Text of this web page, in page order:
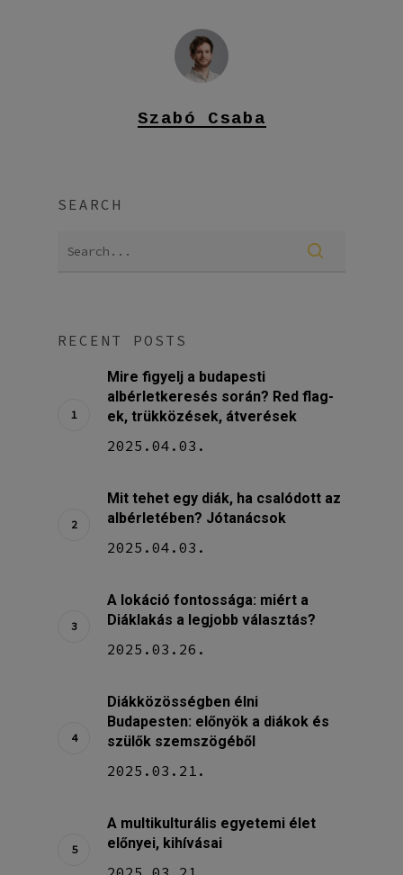
Szabó Csaba
SEARCH
RECENT POSTS
Mire figyelj a budapesti
albérletkeresés során? Red flag-
ek, trükközések, átverések
2025.04.03.
Mit tehet egy diák, ha csalódott az
albérletében? Jótanácsok
2025.04.03.
A lokáció fontossága: miért a
Diáklakás a legjobb választás?
2025.03.26.
Diákközösségben élni
Budapesten: előnyök a diákok és
szülők szemszögéből
2025.03.21.
A multikulturális egyetemi élet
előnyei, kihívásai